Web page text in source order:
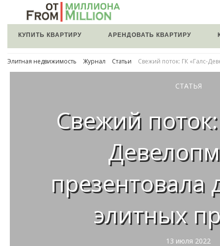
КУПИТЬ КВАРТИРУ АРЕНДОВАТЬ КВАРТИРУ
Элитная недвижимость Журнал Статьи Свежий поток: ГК «Галс-
СТАТЬЯ
Свежий поток:
презентовала
элитных
13 июля 2022